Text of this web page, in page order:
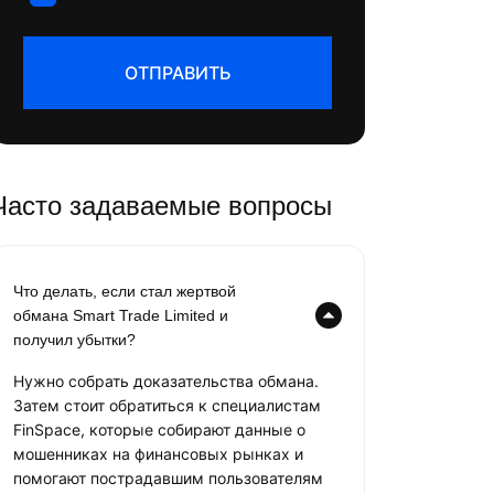
ОТПРАВИТЬ
задаваемые вопросы
Что делать, если стал жертвой
обмана Smart Trade Limited и
получил убытки?
Нужно собрать доказательства обмана.
Затем стоит обратиться к специалистам
FinSpace, которые собирают данные о
мошенниках на финансовых рынках и
помогают пострадавшим пользователям